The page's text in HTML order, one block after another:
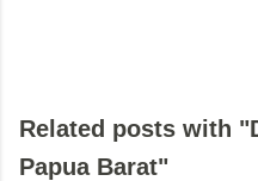
Related posts with
Papua Barat"